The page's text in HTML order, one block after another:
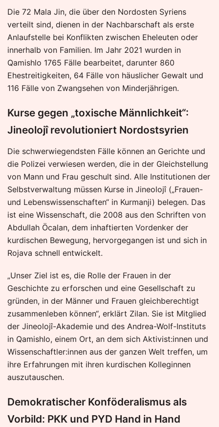
Die 72 Mala Jin, die über den Nordosten Syriens
verteilt sind, dienen in der Nachbarschaft als erste
Anlaufstelle bei Konflikten zwischen Eheleuten oder
innerhalb von Familien. Im Jahr 2021 wurden in
Qamishlo 1765 Fälle bearbeitet, darunter 860
Ehestreitigkeiten, 64 Fälle von häuslicher Gewalt und
116 Fälle von Zwangsehen von Minderjährigen.
Kurse gegen „toxische Männlichkeit“:
Jineolojî revolutioniert Nordostsyrien
Die schwerwiegendsten Fälle können an Gerichte und
die Polizei verwiesen werden, die in der Gleichstellung
von Mann und Frau geschult sind. Alle Institutionen der
Selbstverwaltung müssen Kurse in Jineolojî („Frauen-
und Lebenswissenschaften“ in Kurmanji) belegen. Das
ist eine Wissenschaft, die 2008 aus den Schriften von
Abdullah Öcalan, dem inhaftierten Vordenker der
kurdischen Bewegung, hervorgegangen ist und sich in
Rojava schnell entwickelt.
„Unser Ziel ist es, die Rolle der Frauen in der
Geschichte zu erforschen und eine Gesellschaft zu
gründen, in der Männer und Frauen gleichberechtigt
zusammenleben können“, erklärt Zilan. Sie ist Mitglied
der Jineolojî-Akademie und des Andrea-Wolf-Instituts
in Qamishlo, einem Ort, an dem sich Aktivist:innen und
Wissenschaftler:innen aus der ganzen Welt treffen, um
ihre Erfahrungen mit ihren kurdischen Kolleginnen
auszutauschen.
Demokratischer Konföderalismus als
Vorbild: PKK und PYD Hand in Hand